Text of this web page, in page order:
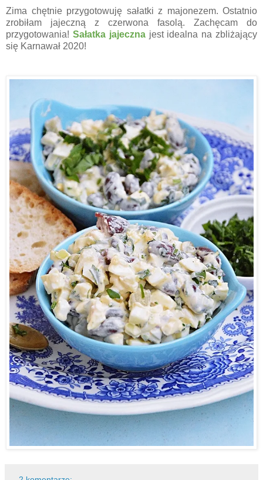
Zima chętnie przygotowuję sałatki z majonezem. Ostatnio
zrobiłam jajeczną z czerwona fasolą. Zachęcam do
przygotowania! Sałatka jajecznajest idealna na zbliżający
się Karnawał 2020!